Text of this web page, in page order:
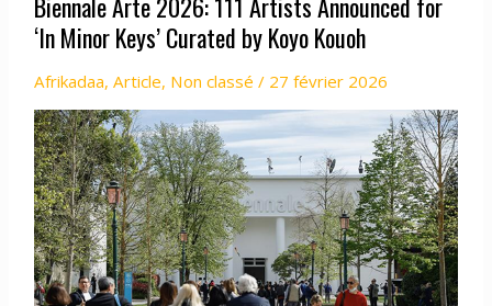
‘In Minor Keys’ Curated by Koyo Kouoh
Afrikadaa, Article, Non classé / 27 février 2026